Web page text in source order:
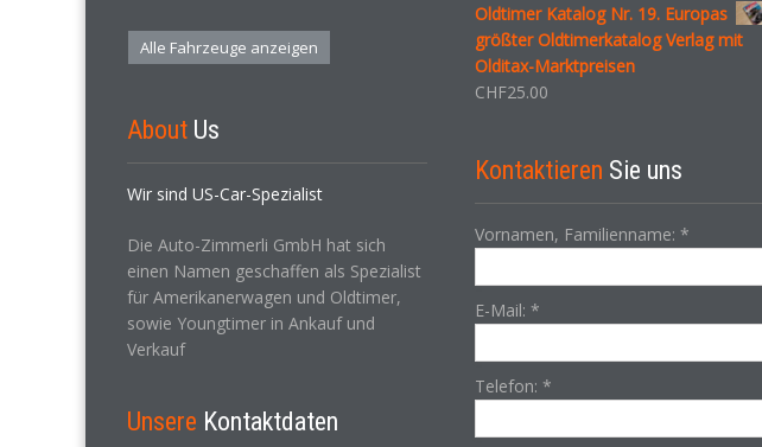
Alle Fahrzeuge anzeigen
About Us
Wir sind US-Car-Spezialist
Die Auto-Zimmerli GmbH hat sich
einen Namen geschaffen als Spezialist
für Amerikanerwagen und Oldtimer,
sowie Youngtimer in Ankauf und
Verkauf
Unsere Kontaktdaten
Oldtimer Katalog Nr. 19. Europas
größter Oldtimerkatalog Verlag mit
Olditax-Marktpreisen
CHF25.00
Kontaktieren Sie uns
Vornamen, Familienname: *
E-Mail: *
Telefon: *